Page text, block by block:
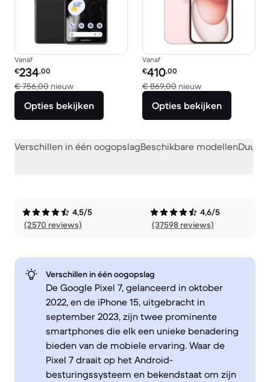
Vanaf
Refurbished prijs:
€234,00
€ 756,00 nieuwVergeleken met € 756,00 nieuw
Opties bekijken
Vanaf
Refurbished prijs:
€410,00
€ 869,00 nieuwVergeleken met
Opties bekijken
Verschillen in één oogopslagBeschikbare modellen
4,5/5
(2570 reviews)
4,6/5
(37598 reviews)
Verschillen in één oogopslag
De Google Pixel 7, gelanceerd in oktober
2022, en de iPhone 15, uitgebracht in
september 2023, zijn twee prominente
smartphones die elk een unieke benadering
bieden van de mobiele ervaring. Waar de
Pixel 7 draait op het Android-
besturingssysteem en bekendstaat om zijn